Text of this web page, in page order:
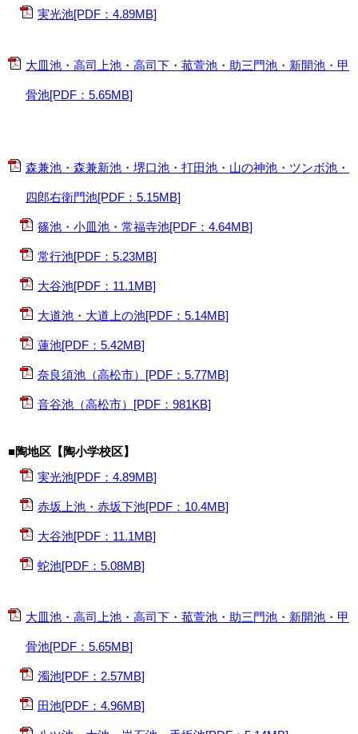
実光池[PDF：4.89MB]
大皿池・高司上池・高司下・菰萱池・助三門池・新開池・甲
骨池[PDF：5.65MB]
森兼池・森兼新池・堺口池・打田池・山の神池・ツンボ池・
四郎右衛門池[PDF：5.15MB]
篠池・小皿池・常福寺池[PDF：4.64MB]
常行池[PDF：5.23MB]
大谷池[PDF：11.1MB]
大道池・大道上の池[PDF：5.14MB]
蓮池[PDF：5.42MB]
奈良須池（高松市）[PDF：5.77MB]
音谷池（高松市）[PDF：981KB]
■陶地区【陶小学校区】
実光池[PDF：4.89MB]
赤坂上池・赤坂下池[PDF：10.4MB]
大谷池[PDF：11.1MB]
蛇池[PDF：5.08MB]
大皿池・高司上池・高司下・菰萱池・助三門池・新開池・甲
骨池[PDF：5.65MB]
濁池[PDF：2.57MB]
田池[PDF：4.96MB]